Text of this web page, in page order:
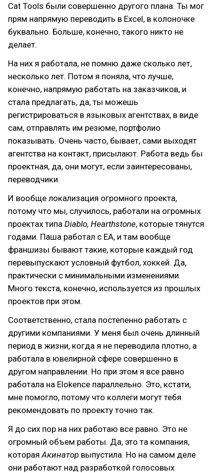
Cat Tools были совершенно другого плана. Ты мог
прям напрямую переводить в Excel, в колоночке
буквально. Больше, конечно, такого никто не
делает.
На них я работала, не помню даже сколько лет,
несколько лет. Потом я поняла, что лучше,
конечно, напрямую работать на заказчиков, и
стала предлагать, да, ты можешь
регистрироваться в языковых агентствах, в виде
сам, отправлять им резюме, портфолио
показывать. Очень часто, бывает, сами выходят
агентства на контакт, присылают. Работа ведь бы
проектная, да, они могут, если заинтересованы,
переводчики.
И вообще локализация огромного проекта,
потому что мы, случилось, работали на огромных
проектах типа Diablo, Hearthstone, которые тянутся
годами. Паша работал с EA, и там вообще
франшизы бывают такие, которые каждый год
перевыпускают условный футбол, хоккей. Да,
практически с минимальными изменениями.
Много текста, конечно, используется из прошлых
проектов при этом.
Соответственно, стала постепенно работать с
другими компаниями. У меня был очень длинный
период в жизни, когда я не переводила плотно, а
работала в ювелирной сфере совершенно в
другом направлении. Но при этом я все равно
работала на Elokence параллельно. Это, кстати,
мне помогло, потому что коллеги могут тебя
рекомендовать по проекту точно так.
Я до сих пор на них работаю все равно. Это не
огромный объем работы. Да, это та компания,
которая Акинатор выпустила. Но на самом деле
они работают над разработкой голосовых